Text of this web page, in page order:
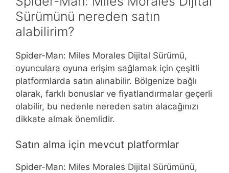
Sürümünü nereden satın
alabilirim?
Spider-Man: Miles Morales Dijital Sürümü,
oyunculara oyuna erişim sağlamak için çeşitli
platformlarda satın alınabilir. Bölgenize bağlı
olarak, farklı bonuslar ve fiyatlandırmalar geçerli
olabilir, bu nedenle nereden satın alacağınızı
dikkate almak önemlidir.
Satın alma için mevcut platformlar
Spider-Man: Miles Morales Dijital Sürümünü,